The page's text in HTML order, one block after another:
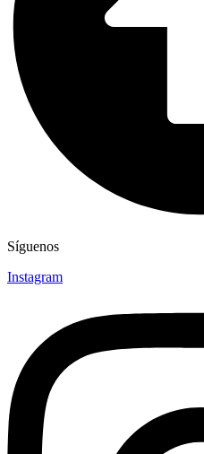
Síguenos
Instagram